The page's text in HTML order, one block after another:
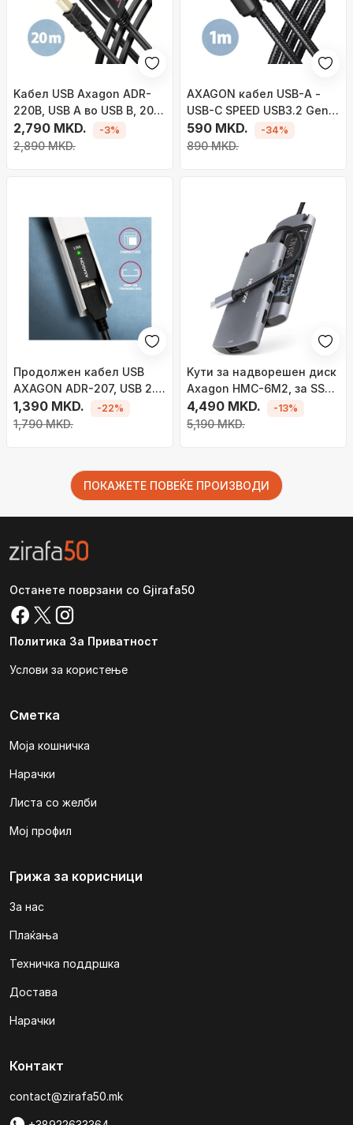
Kабел USB Axagon ADR-
220B, USB A во USB B, 20
m, црн
2,790 MKD.
2,890 MKD.
-3%
AXAGON кабел USB-A -
USB-C SPEED USB3.2 Gen 1,
3A, плетенка, 1m, црна
590 MKD.
890 MKD.
-34%
Продолжен кабел USB
AXAGON ADR-207, USB 2.0,
7.5m, црн
1,390 MKD.
1,790 MKD.
-22%
Kути за надворешен диск
Axagon HMC-6M2, за SSD
M.2 SATA, USB C 3.2 Gen 1,
сива
4,490 MKD.
5,190 MKD.
-13%
ПОКАЖЕТЕ ПОВЕЌЕ ПРОИЗВОДИ
Останете поврзани со Gjirafa50
Политика За Приватност
Услови за користење
Сметка
Моја кошничка
Нарачки
Листа со желби
Мој профил
Грижа за корисници
За нас
Плаќања
Техничка поддршка
Достава
Нарачки
Контакт
contact@zirafa50.mk